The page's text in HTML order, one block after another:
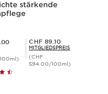
stärkende
Mitgliederpreis CHF 89.10
CHF 89.10
MITGLIEDSPREIS
(CHF
594.00/100ml)
Schnellansicht